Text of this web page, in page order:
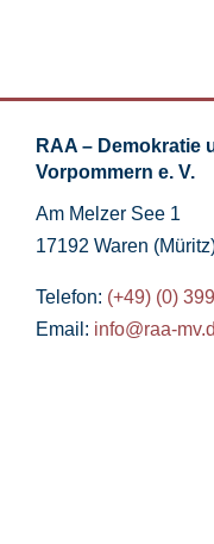
RAA – Demokratie
Vorpommern e. V.
Am Melzer See 1
17192 Waren
Telefon: (+49) (0)
Email: info@raa-